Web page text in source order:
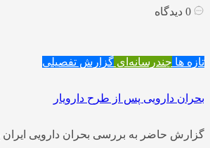
دیدگاه
تازه ها چندرسانه‌ای گزارش تفصیلی
بحران دارویی پس از طرح دارویار
گزارش حاضر به بررسی بحران دارویی